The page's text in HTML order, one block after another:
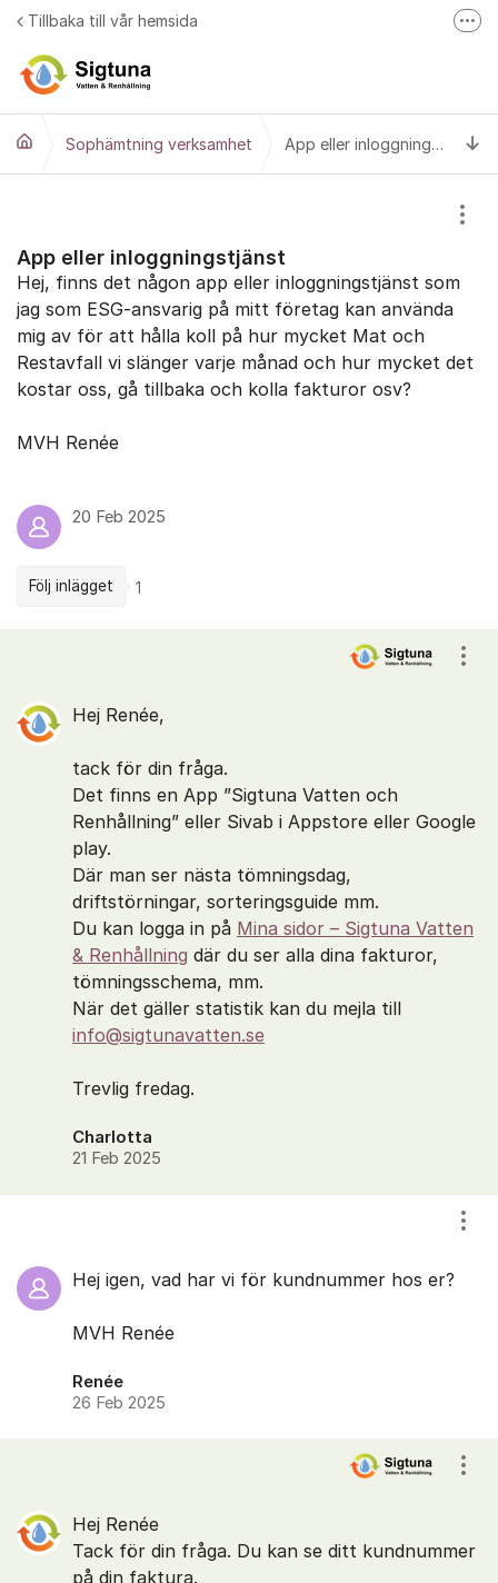
Hoppa till innehåll
Tillbaka till vår hemsida
Sophämtning verksamhet App eller inloggningstjänst
App eller inloggningstjänst
Hej, finns det någon app eller inloggningstjänst som
jag som ESG-ansvarig på mitt företag kan använda
mig av för att hålla koll på hur mycket Mat och
Restavfall vi slänger varje månad och hur mycket det
kostar oss, gå tillbaka och kolla fakturor osv?
MVH Renée
20 Feb 2025
Följ inlägget 1
Hej Renée,
tack för din fråga.
Det finns en App ”Sigtuna Vatten och
Renhållning” eller Sivab i Appstore eller Google
play.
Där man ser nästa tömningsdag,
driftstörningar, sorteringsguide mm.
Du kan logga in på Mina sidor – Sigtuna Vatten
& Renhållning där du ser alla dina fakturor,
tömningsschema, mm.
När det gäller statistik kan du mejla till
info@sigtunavatten.se
Trevlig fredag.
Charlotta
21 Feb 2025
Hej igen, vad har vi för kundnummer hos er?
MVH Renée
Renée
26 Feb 2025
Hej Renée
Tack för din fråga. Du kan se ditt kundnummer
på din faktura.